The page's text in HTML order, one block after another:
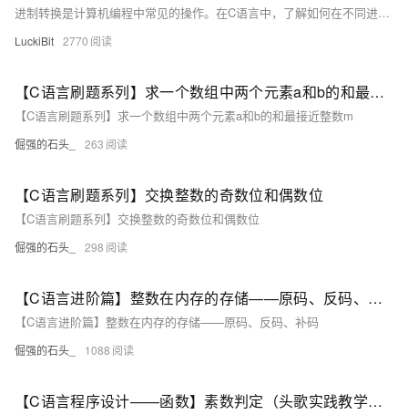
进制转换是计算机编程中常见的操作。在C语言中，了解如何在不同进制之间转换数据对于处理和显示数据非常重要。本文将详细介绍如何在二进制、十进制、八进制和十六进制之间进行转换。
LuckiBit 2770
【C语言刷题系列】求一个数组中两个元素a和b的和最接近整数m
【C语言刷题系列】求一个数组中两个元素a和b的和最接近整数m
倔强的石头_ 263
【C语言刷题系列】交换整数的奇数位和偶数位
【C语言刷题系列】交换整数的奇数位和偶数位
倔强的石头_ 298
【C语言进阶篇】整数在内存的存储——原码、反码、补码
【C语言进阶篇】整数在内存的存储——原码、反码、补码
倔强的石头_ 1088
【C语言程序设计——函数】素数判定（头歌实践教学平台习题）【合集】